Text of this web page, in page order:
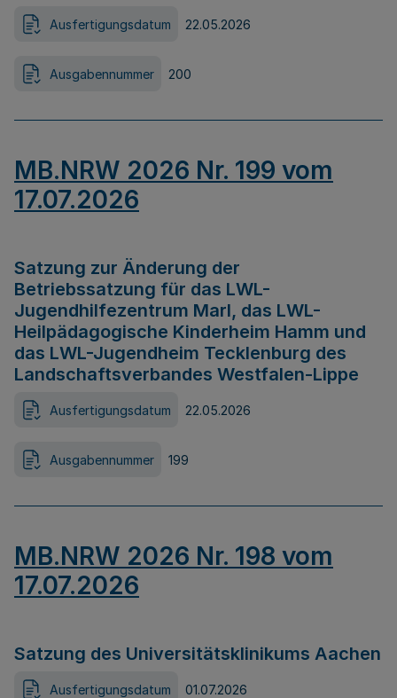
Ausfertigungsdatum 22.05.2026
Ausgabennummer 200
MB.NRW 2026 Nr. 199 vom
17.07.2026
Satzung zur Änderung der
Betriebssatzung für das LWL-
Jugendhilfezentrum Marl, das LWL-
Heilpädagogische Kinderheim Hamm und
das LWL-Jugendheim Tecklenburg des
Landschaftsverbandes Westfalen-Lippe
Ausfertigungsdatum 22.05.2026
Ausgabennummer 199
MB.NRW 2026 Nr. 198 vom
17.07.2026
Satzung des Universitätsklinikums Aachen
Ausfertigungsdatum 01.07.2026